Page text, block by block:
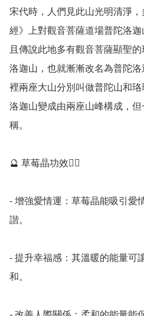
宋代時，人們見此山光明清淨
經》上對觀音菩薩道場普陀洛迦
且傳說此地多有觀音菩薩顯聖
洛迦山，也就漸漸改名為普陀
裡兩座大山分別叫做普陀山和
洛迦山變成由兩座山峰構成，
稱。
🔮 草莓晶功效💁‍♀️
- 增強愛情運：草莓晶能吸引愛
諧。
- 提升幸福感：其溫暖的能量可
和。